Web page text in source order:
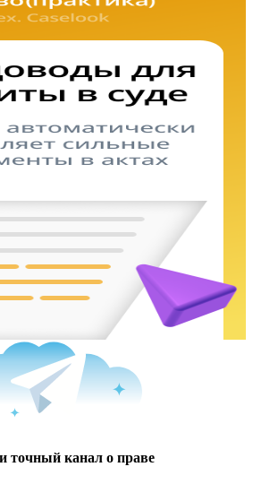
канал о праве